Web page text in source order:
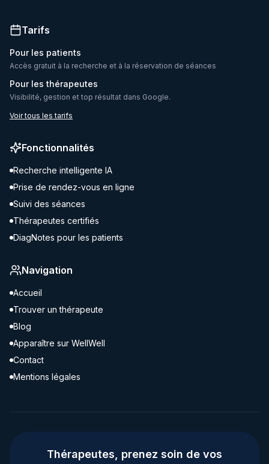
Tarifs
Pour les patients
Accès gratuit à la recherche et à la réservation de séances
Pour les thérapeutes
Visibilité, gestion et top résultat dans Google.
Voir tous les tarifs
Fonctionnalités
Recherche intelligente IA
Prise de rendez-vous en ligne
Suivi des séances
Thérapeutes certifiés
DiagNotes pour les patients
Navigation
Accueil
Trouver un thérapeute
Blog
Apparaître sur WellWell
Contact
Mentions légales
Thérapeutes, prenez soin de vos